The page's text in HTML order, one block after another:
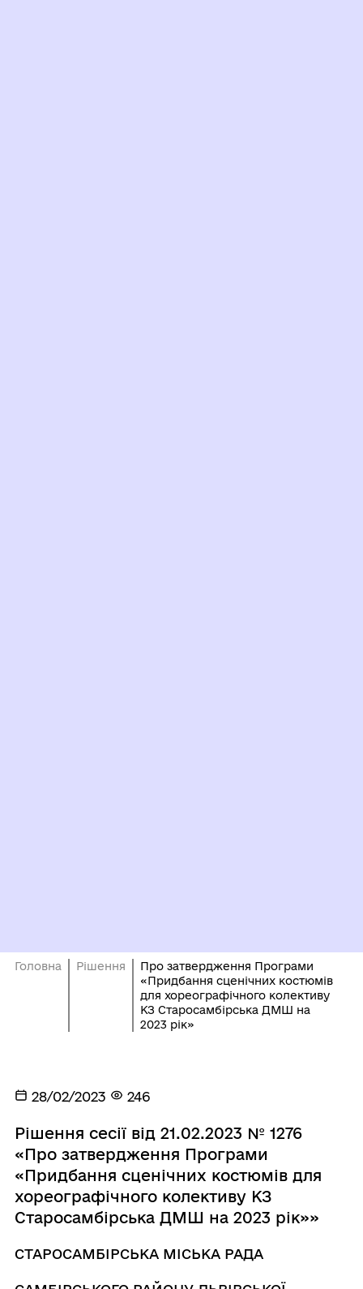
Головна Рішення
Про затвердження Програми
«Придбання сценічних костюмів
для хореографічного колективу
КЗ Старосамбірська ДМШ на
2023 рік»
28/02/2023 246
Рішення сесії від 21.02.2023 № 1276
«Про затвердження Програми
«Придбання сценічних костюмів для
хореографічного колективу КЗ
Старосамбірська ДМШ на 2023 рік»»
СТАРОСАМБІРСЬКА МІСЬКА РАДА